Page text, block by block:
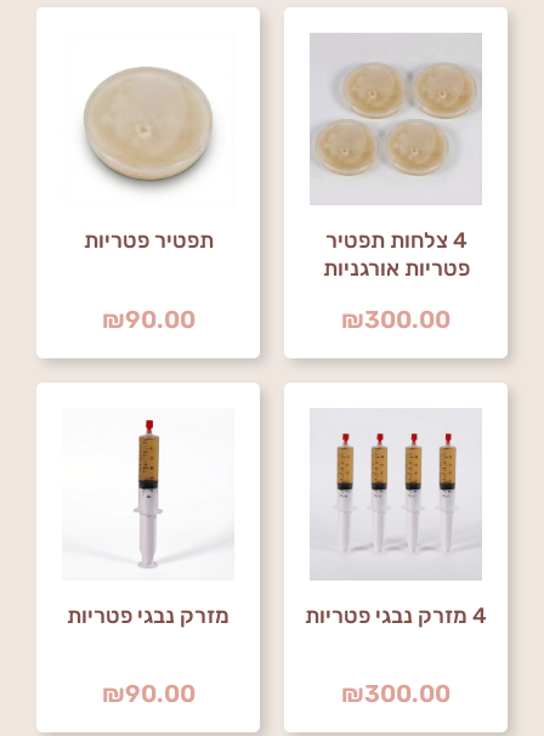
4 צלחות תפטיר
פטריות אורגניות
₪300.00
תפטיר פטריות
₪90.00
4 מזרק נבגי פטריות
₪300.00
מזרק נבגי פטריות
₪90.00